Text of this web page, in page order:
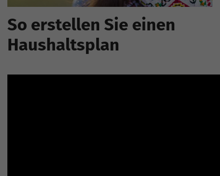
So erstellen Sie einen
Haushaltsplan